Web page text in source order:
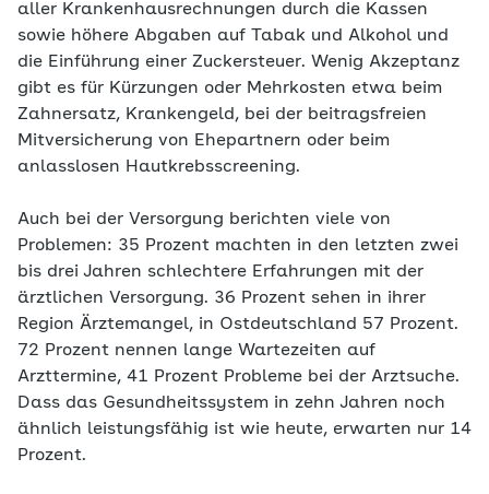
aller Krankenhausrechnungen durch die Kassen
sowie höhere Abgaben auf Tabak und Alkohol und
die Einführung einer Zuckersteuer. Wenig Akzeptanz
gibt es für Kürzungen oder Mehrkosten etwa beim
Zahnersatz, Krankengeld, bei der beitragsfreien
Mitversicherung von Ehepartnern oder beim
anlasslosen Hautkrebsscreening.
Auch bei der Versorgung berichten viele von
Problemen: 35 Prozent machten in den letzten zwei
bis drei Jahren schlechtere Erfahrungen mit der
ärztlichen Versorgung. 36 Prozent sehen in ihrer
Region Ärztemangel, in Ostdeutschland 57 Prozent.
72 Prozent nennen lange Wartezeiten auf
Arzttermine, 41 Prozent Probleme bei der Arztsuche.
Dass das Gesundheitssystem in zehn Jahren noch
ähnlich leistungsfähig ist wie heute, erwarten nur 14
Prozent.